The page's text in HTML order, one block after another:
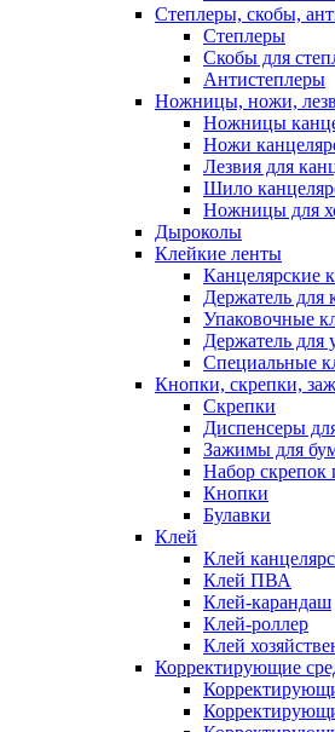
Степлеры, скобы,
Степлеры
Скобы для
Антистеплеры
Ножницы, ножи,
Ножницы
Ножи
Лезвия для
Шило
Ножницы для
Дыроколы
Клейкие ленты
Канцелярские
Держатель для
Упаковочные
Держатель для
Специальные
Кнопки, скрепки,
Скрепки
Диспенсеры
Зажимы для
Набор скрепок
Кнопки
Булавки
Клей
Клей
Клей ПВА
Клей-карандаш
Клей-роллер
Клей
Корректирующие